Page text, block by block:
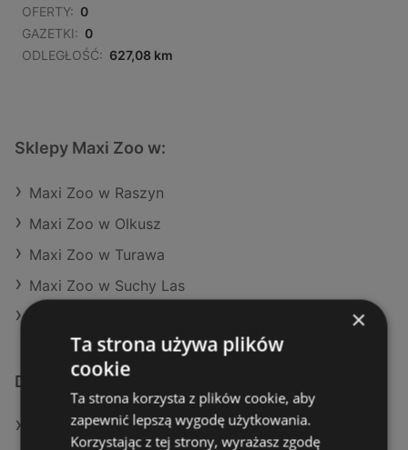
OFERTY: 0
GAZETKI: 0
ODLEGŁOŚĆ: 627,08 km
Sklepy Maxi Zoo w:
Maxi Zoo w Raszyn
Maxi Zoo w Olkusz
Maxi Zoo w Turawa
Maxi Zoo w Suchy Las
Dodatkowe łącza
Oferty Maxi Zoo
×
Ta strona używa plików
cookie
Ta strona korzysta z plików cookie, aby
zapewnić lepszą wygodę użytkowania.
Korzystając z tej strony, wyrażasz zgodę